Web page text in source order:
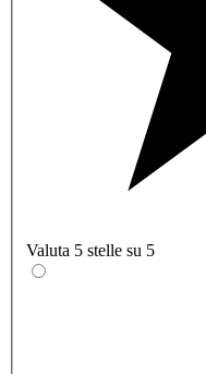
Valuta 5 stelle su 5